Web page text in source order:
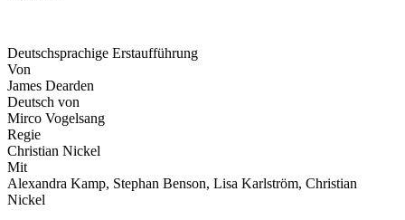
Deutschsprachige Erstaufführung
Von
James Dearden
Deutsch von
Mirco Vogelsang
Regie
Christian Nickel
Mit
Alexandra Kamp, Stephan Benson, Lisa Karlström, Christian
Nickel